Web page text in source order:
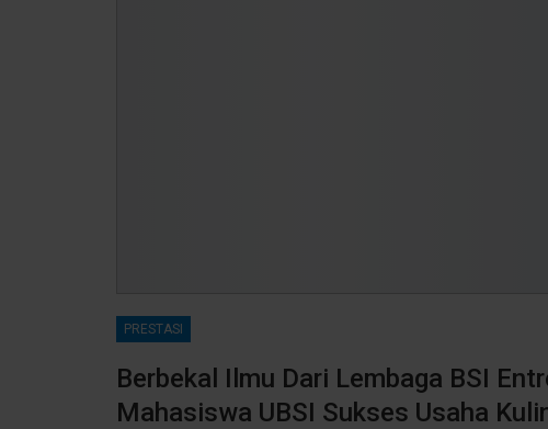
PRESTASI
Berbekal Ilmu Dari Lembaga BSI
Mahasiswa UBSI Sukses Usaha